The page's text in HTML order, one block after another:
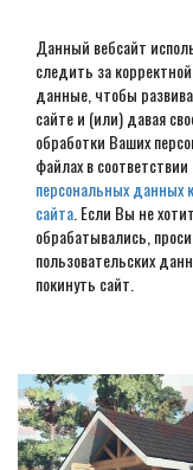
Данный вебсайт
следить за
данные, чтобы
сайте и (или) давая
обработки Ваших
файлах в соответствии
персональных данных
сайта . Если Вы не
обрабатывались,
пользовательских
покинуть сайт.
усадку в
Наши